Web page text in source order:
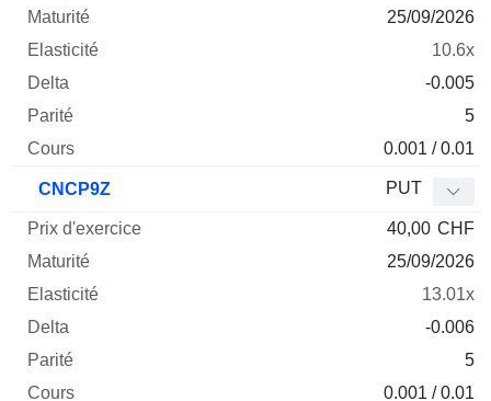
25/09/2026
10.6x
-0.005
5
0.001 / 0.01
CNCP9Z PUT
40,00 CHF
25/09/2026
13.01x
-0.006
5
0.001 / 0.01